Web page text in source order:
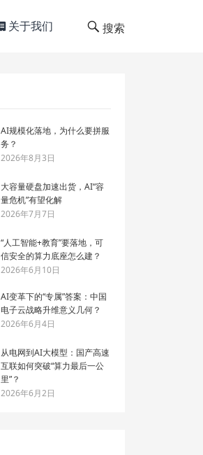
关于我们 搜索
AI规模化落地，为什么要拼服
务？
2026年8月3日
大容量硬盘加速出货，AI“容
量危机”有望化解
2026年7月7日
“人工智能+教育”要落地，可
信安全的算力底座怎么建？
2026年6月10日
AI变革下的“专属”答案：中国
电子云战略升维意义几何？
2026年6月4日
从电网到AI大模型：国产高速
互联如何突破“算力最后一公
里”？
2026年6月2日